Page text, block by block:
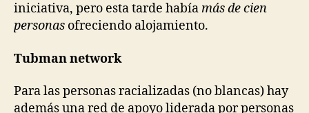
iniciativa, pero esta tarde habíamás de cien
personas ofreciendo alojamiento.
Tubman network
Para las personas racializadas (no blancas) hay
además una red de apoyo liderada por personas